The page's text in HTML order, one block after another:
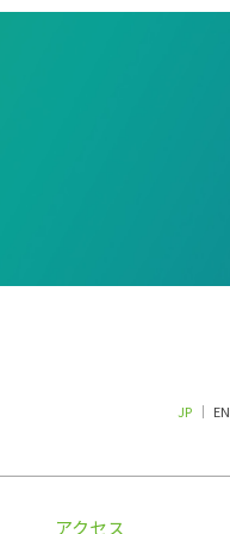
JP EN
アクセス